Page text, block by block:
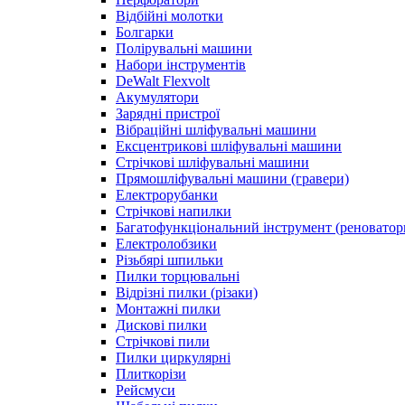
Відбійні молотки
Болгарки
Полірувальні машини
Набори інструментів
DeWalt Flexvolt
Акумулятори
Зарядні пристрої
Вібраційні шліфувальні машини
Ексцентрикові шліфувальні машини
Стрічкові шліфувальні машини
Прямошліфувальні машини (гравери)
Електрорубанки
Стрічкові напилки
Багатофункціональний інструмент
Електролобзики
Різьбярі шпильки
Пилки торцювальні
Відрізні пилки (різаки)
Монтажні пилки
Дискові пилки
Стрічкові пили
Пилки циркулярні
Плиткорізи
Рейсмуси